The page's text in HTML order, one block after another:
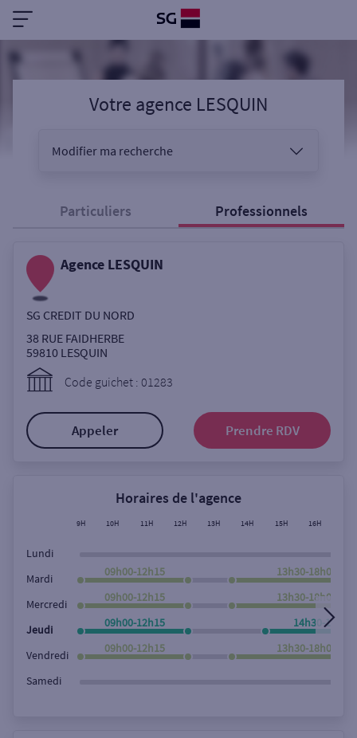
Votre agence LESQUIN
Modifier ma recherche
Sélectionnez votre recherche
Ouverte le samedi
ou
Rue
Particuliers Professionnels
Agence LESQUIN
SG CREDIT DU NORD
38 RUE FAIDHERBE
59810 LESQUIN
Code guichet : 01283
Appeler Prendre RDV
Horaires de l'agence
9H 10H 11H 12H 13H 14H 15H 16H
Lundi
Mardi
09h00-12h15 13h30-18h00
Mercredi
09h00-12h15 13h30-18h00
Jeudi
09h00-12h15 14h30-18h00
Vendredi
09h00-12h15 13h30-18h00
Samedi